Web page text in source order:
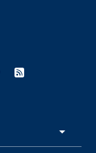
in nuova finestra
nuova finestra
- Apertura in
- Apertura in
esterno -
- Sito esterno -
- Sito
Feed RSS -